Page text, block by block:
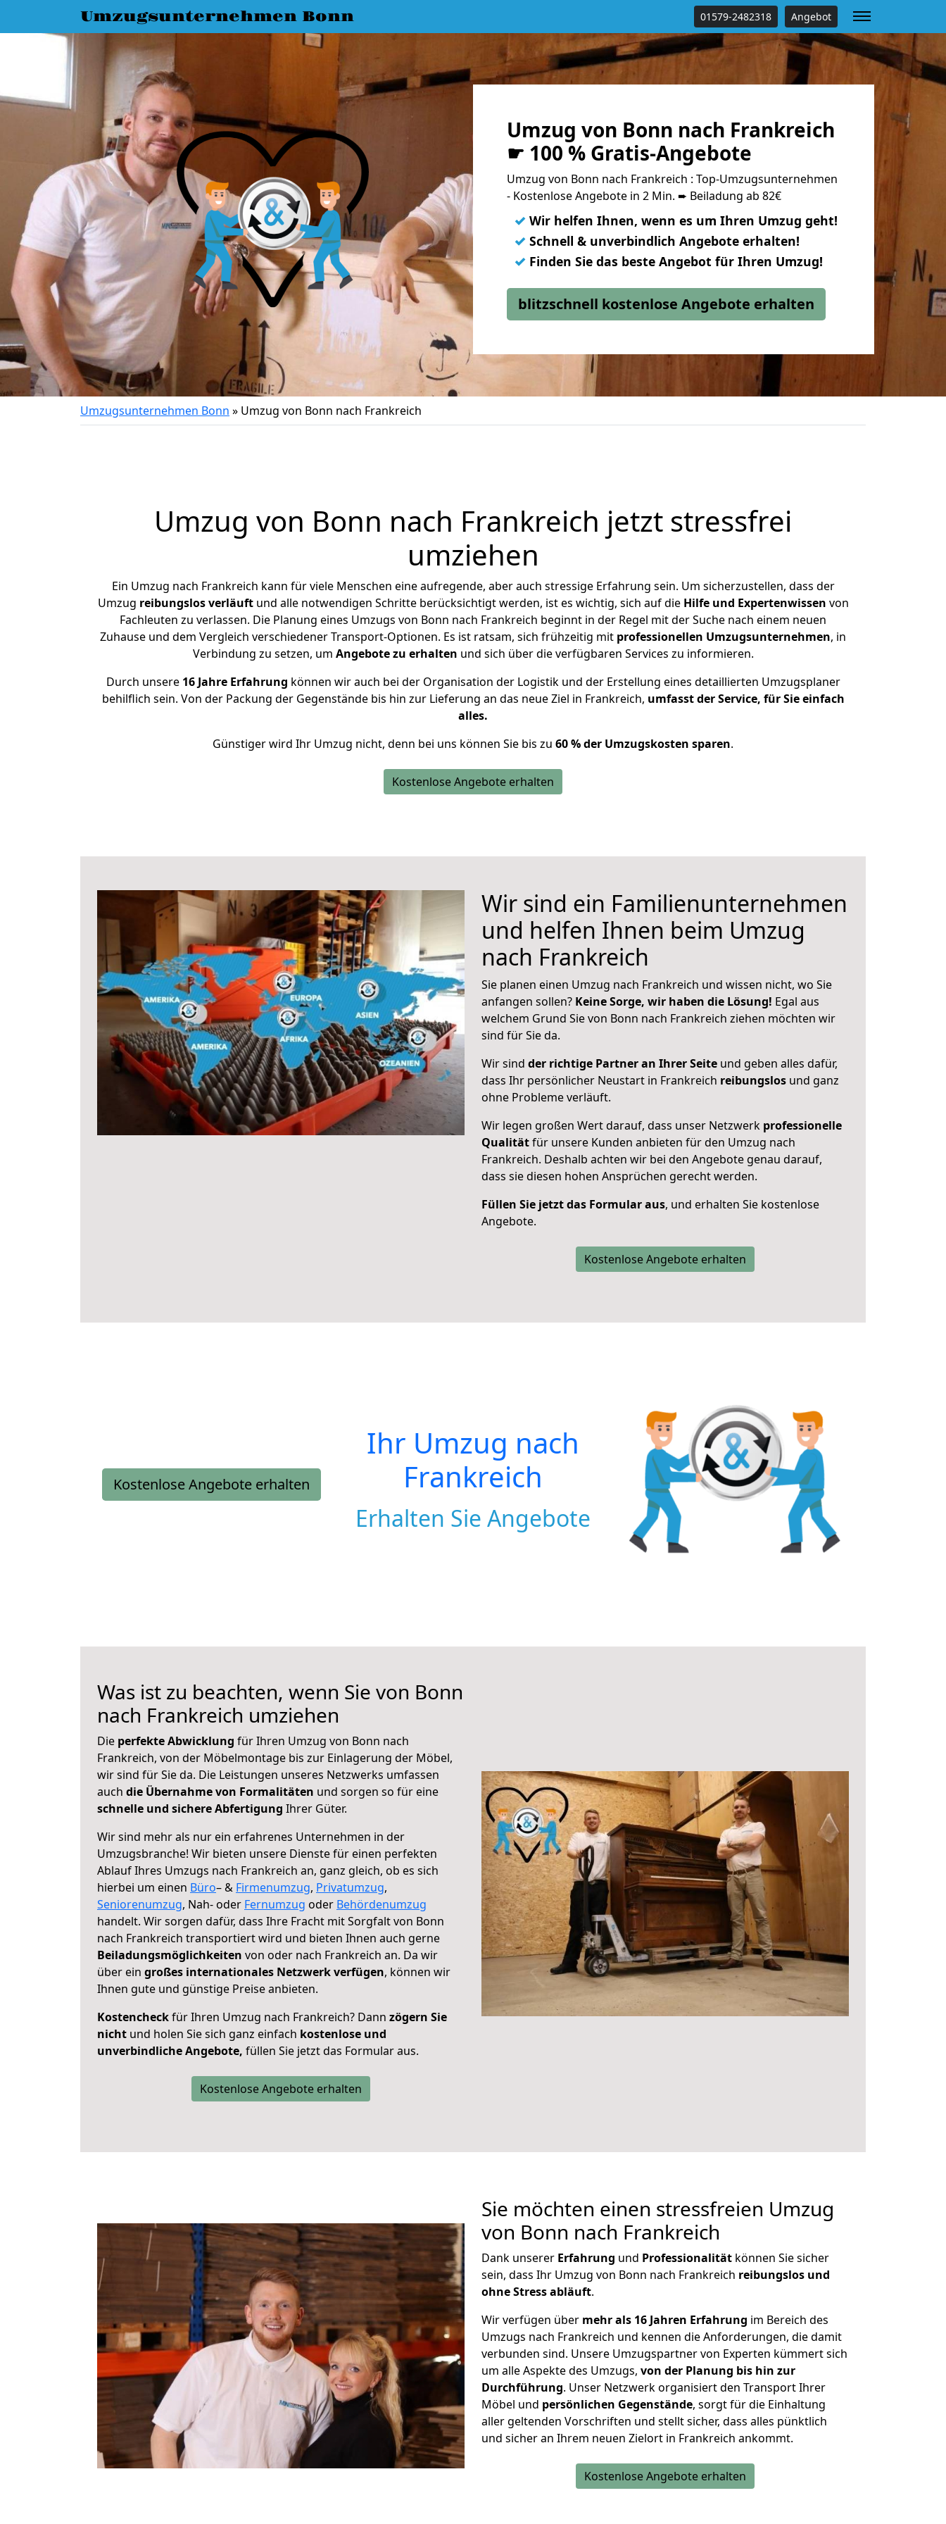
Umzugsunternehmen Bonn 01579-2482318 Angebot
Umzug von Bonn nach Frankreich
☛ 100 % Gratis-Angebote
Umzug von Bonn nach Frankreich : Top-Umzugsunternehmen
- Kostenlose Angebote in 2 Min. ➨ Beiladung ab 82€
✓ Wir helfen Ihnen, wenn es um Ihren Umzug geht!
✓ Schnell & unverbindlich Angebote erhalten!
✓ Finden Sie das beste Angebot für Ihren Umzug!
blitzschnell kostenlose Angebote erhalten
Umzugsunternehmen Bonn » Umzug von Bonn nach Frankreich
Umzug von Bonn nach Frankreich jetzt stressfrei
umziehen
Ein Umzug nach Frankreich kann für viele Menschen eine aufregende, aber auch stressige Erfahrung sein. Um sicherzustellen, dass der
Umzug reibungslos verläuftund alle notwendigen Schritte berücksichtigt werden, ist es wichtig, sich auf die Hilfe und Expertenwissen von
Fachleuten zu verlassen. Die Planung eines Umzugs von Bonn nach Frankreich beginnt in der Regel mit der Suche nach einem neuen
Zuhause und dem Vergleich verschiedener Transport-Optionen. Es ist ratsam, sich frühzeitig mit professionellen Umzugsunternehmen, in
Verbindung zu setzen, um Angebote zu erhalten und sich über die verfügbaren Services zu informieren.
Durch unsere 16 Jahre Erfahrung können wir auch bei der Organisation der Logistik und der Erstellung eines detaillierten Umzugsplaner
behilflich sein. Von der Packung der Gegenstände bis hin zur Lieferung an das neue Ziel in Frankreich, umfasst der Service, für Sie einfach
alles.
Günstiger wird Ihr Umzug nicht, denn bei uns können Sie bis zu 60 % der Umzugskosten sparen.
Kostenlose Angebote erhalten
Wir sind ein Familienunternehmen
und helfen Ihnen beim Umzug
nach Frankreich
Sie planen einen Umzug nach Frankreich und wissen nicht, wo Sie
anfangen sollen? Keine Sorge, wir haben die Lösung! Egal aus
welchem Grund Sie von Bonn nach Frankreich ziehen möchten wir
sind für Sie da.
Wir sind der richtige Partner an Ihrer Seite und geben alles dafür,
dass Ihr persönlicher Neustart in Frankreich reibungslos und ganz
ohne Probleme verläuft.
Wir legen großen Wert darauf, dass unser Netzwerk professionelle
Qualitätfür unsere Kunden anbieten für den Umzug nach
Frankreich. Deshalb achten wir bei den Angebote genau darauf,
dass sie diesen hohen Ansprüchen gerecht werden.
Füllen Sie jetzt das Formular aus, und erhalten Sie kostenlose
Angebote.
Kostenlose Angebote erhalten
Kostenlose Angebote erhalten
Ihr Umzug nach
Frankreich
Erhalten Sie Angebote
Was ist zu beachten, wenn Sie von Bonn
nach Frankreich umziehen
Die perfekte Abwicklung für Ihren Umzug von Bonn nach
Frankreich, von der Möbelmontage bis zur Einlagerung der Möbel,
wir sind für Sie da. Die Leistungen unseres Netzwerks umfassen
auch die Übernahme von Formalitäten und sorgen so für eine
schnelle und sichere Abfertigung Ihrer Güter.
Wir sind mehr als nur ein erfahrenes Unternehmen in der
Umzugsbranche! Wir bieten unsere Dienste für einen perfekten
Ablauf Ihres Umzugs nach Frankreich an, ganz gleich, ob es sich
hierbei um einen Büro– & Firmenumzug, Privatumzug,
Seniorenumzug, Nah- oder Fernumzug oder Behördenumzug
handelt. Wir sorgen dafür, dass Ihre Fracht mit Sorgfalt von Bonn
nach Frankreich transportiert wird und bieten Ihnen auch gerne
Beiladungsmöglichkeiten von oder nach Frankreich an. Da wir
über ein großes internationales Netzwerk verfügen, können wir
Ihnen gute und günstige Preise anbieten.
Kostencheckfür Ihren Umzug nach Frankreich? Dann zögern Sie
nicht und holen Sie sich ganz einfach kostenlose und
unverbindliche Angebote, füllen Sie jetzt das Formular aus.
Kostenlose Angebote erhalten
Sie möchten einen stressfreien Umzug
von Bonn nach Frankreich
Dank unserer Erfahrung und Professionalität können Sie sicher
sein, dass Ihr Umzug von Bonn nach Frankreich reibungslos und
ohne Stress abläuft.
Wir verfügen über mehr als 16 Jahren Erfahrung im Bereich des
Umzugs nach Frankreich und kennen die Anforderungen, die damit
verbunden sind. Unsere Umzugspartner von Experten kümmert sich
um alle Aspekte des Umzugs, von der Planung bis hin zur
Durchführung. Unser Netzwerk organisiert den Transport Ihrer
Möbel und persönlichen Gegenstände, sorgt für die Einhaltung
aller geltenden Vorschriften und stellt sicher, dass alles pünktlich
und sicher an Ihrem neuen Zielort in Frankreich ankommt.
Kostenlose Angebote erhalten